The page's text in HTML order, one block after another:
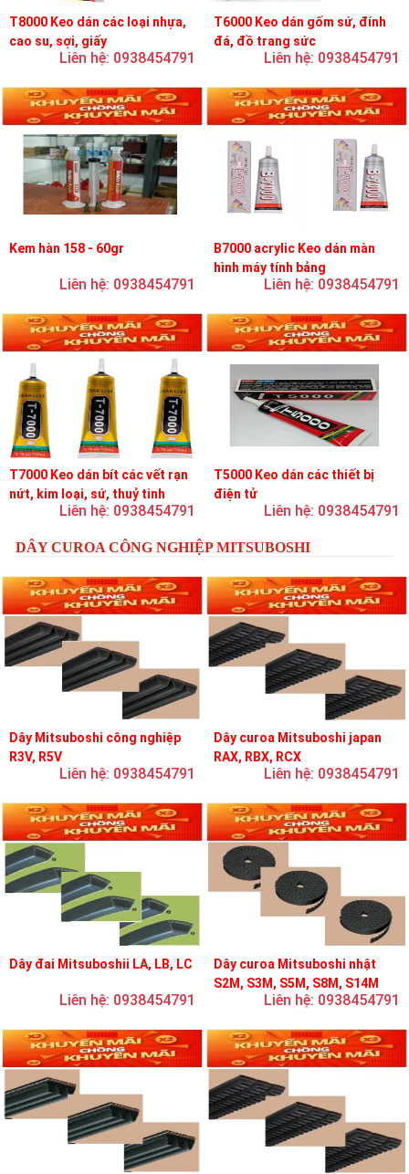
T8000 Keo dán các loại nhựa,
cao su, sợi, giấy
Liên hệ: 0938454791
T6000 Keo dán gốm sứ, đính
đá, đồ trang sức
Liên hệ: 0938454791
Kem hàn 158 - 60gr
Liên hệ: 0938454791
B7000 acrylic Keo dán màn
hình máy tính bảng
Liên hệ: 0938454791
T7000 Keo dán bít các vết rạn
nứt, kim loại, sứ, thuỷ tinh
Liên hệ: 0938454791
T5000 Keo dán các thiết bị
điện tử
Liên hệ: 0938454791
DÂY CUROA CÔNG NGHIỆP MITSUBOSHI
Dây Mitsuboshi công nghiệp
R3V, R5V
Liên hệ: 0938454791
Dây curoa Mitsuboshi japan
RAX, RBX, RCX
Liên hệ: 0938454791
Dây đai Mitsuboshii LA, LB, LC
Liên hệ: 0938454791
Dây curoa Mitsuboshi nhật
S2M, S3M, S5M, S8M, S14M
Liên hệ: 0938454791